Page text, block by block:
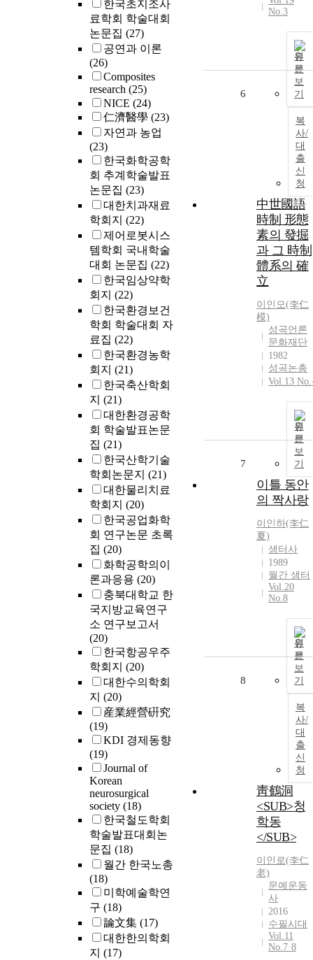
한국초지조사
료학회 학술대회
논문집 (27)
공연과 이론
(26)
Composites
research (25)
NICE (24)
仁濟醫學 (23)
자연과 농업
(23)
한국화학공학
회 추계학술발표
논문집 (23)
대한치과재료
학회지 (22)
제어로봇시스
템학회 국내학술
대회 논문집 (22)
한국임상약학
회지 (22)
한국환경보건
학회 학술대회 자
료집 (22)
한국환경농학
회지 (21)
한국축산학회
지 (21)
대한환경공학
회 학술발표논문
집 (21)
한국산학기술
학회논문지 (21)
대한물리치료
학회지 (20)
한국공업화학
회 연구논문 초록
집 (20)
화학공학의이
론과응용 (20)
충북대학교 한
국지방교육연구
소 연구보고서
(20)
한국항공우주
학회지 (20)
대한수의학회
지 (20)
産業經營硏究
(19)
KDI 경제동향
(19)
Journal of
Korean
neurosurgical
society (18)
한국철도학회
학술발표대회논
문집 (18)
월간 한국노총
(18)
미학예술학연
구 (18)
論文集 (17)
대한한의학회
지 (17)
No.3
원
문
보
기
복
사/
대
출
신
청
6
中世國語
時制 形態
素의 發掘
과 그 時制
體系의 確
立
이인 모(李仁
模)
성곡언론
문화재단
1982
성곡논총
Vol.13
원
문
보
기
7
이틀 동안
의 짝사랑
이인하(李仁
夏)
샘터사
1989
월간 샘터
Vol.20
No.8
원
문
보
기
복
사/
대
출
신
청
8
靑鶴洞
<SUB>청
학동
</SUB>
이인 로(李仁
老)
문예운동
사
2016
수필시대
Vol.11
No.7·8